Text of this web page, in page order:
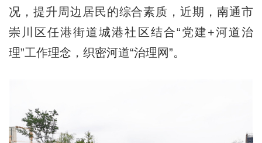
况，提升周边居民的综合素质，近期，南通市
崇川区任港街道城港社区结合“党建+河道治
理”工作理念，织密河道“治理网”。